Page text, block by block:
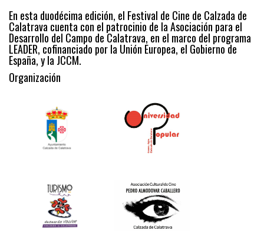
En esta duodécima edición, el Festival de Cine de Calzada de
Calatrava cuenta con el patrocinio de la Asociación para el
Desarrollo del Campo de Calatrava, en el marco del programa
LEADER, cofinanciado por la Unión Europea, el Gobierno de
España, y la JCCM.
Organización